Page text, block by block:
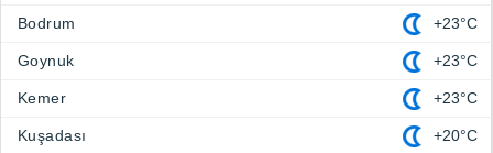
Bodrum +23°C
Goynuk +23°C
Kemer +23°C
Kuşadası +20°C